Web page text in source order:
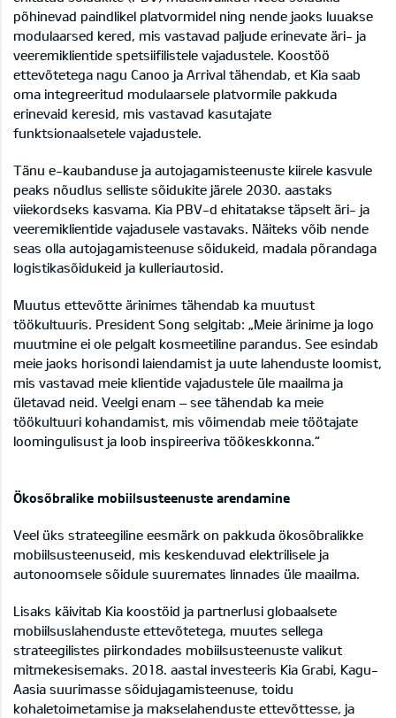
põhinevad paindlikel platvormidel ning nende jaoks luuakse
modulaarsed kered, mis vastavad paljude erinevate äri- ja
veeremiklientide spetsiifilistele vajadustele. Koostöö
ettevõtetega nagu Canoo ja Arrival tähendab, et Kia saab
oma integreeritud modulaarsele platvormile pakkuda
erinevaid keresid, mis vastavad kasutajate
funktsionaalsetele vajadustele.
Tänu e-kaubanduse ja autojagamisteenuste kiirele kasvule
peaks nõudlus selliste sõidukite järele 2030. aastaks
viiekordseks kasvama. Kia PBV-d ehitatakse täpselt äri- ja
veeremiklientide vajadusele vastavaks. Näiteks võib nende
seas olla autojagamisteenuse sõidukeid, madala põrandaga
logistikasõidukeid ja kulleriautosid.
Muutus ettevõtte ärinimes tähendab ka muutust
töökultuuris. President Song selgitab: „Meie ärinime ja logo
muutmine ei ole pelgalt kosmeetiline parandus. See esindab
meie jaoks horisondi laiendamist ja uute lahenduste loomist,
mis vastavad meie klientide vajadustele üle maailma ja
ületavad neid. Veelgi enam – see tähendab ka meie
töökultuuri kohandamist, mis võimendab meie töötajate
loomingulisust ja loob inspireeriva töökeskkonna.“
Ökosõbralike mobiilsusteenuste arendamine
Veel üks strateegiline eesmärk on pakkuda ökosõbralikke
mobiilsusteenuseid, mis keskenduvad elektrilisele ja
autonoomsele sõidule suuremates linnades üle maailma.
Lisaks käivitab Kia koostöid ja partnerlusi globaalsete
mobiilsuslahenduste ettevõtetega, muutes sellega
strateegilistes piirkondades mobiilsusteenuste valikut
mitmekesisemaks. 2018. aastal investeeris Kia Grabi, Kagu-
Aasia suurimasse sõidujagamisteenuse, toidu
kohaletoimetamise ja makselahenduste ettevõttesse, ja